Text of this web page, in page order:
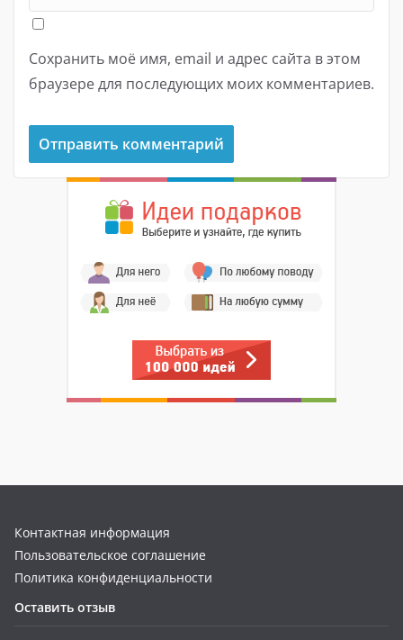
Сохранить моё имя, email и адрес сайта в этом
браузере для последующих моих комментариев.
Контактная информация
Пользовательское соглашение
Политика конфиденциальности
Оставить отзыв